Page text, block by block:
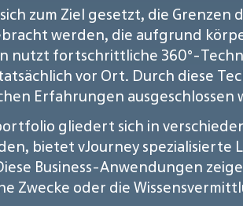
zum Ziel gesetzt, die
werden, die aufgrund
nutzt fortschrittliche 360°-
vor Ort. Durch diese
Erfahrungen ausgeschlossen
gliedert sich in
bietet vJourney spezialisierte
Business-Anwendungen
Zwecke oder die